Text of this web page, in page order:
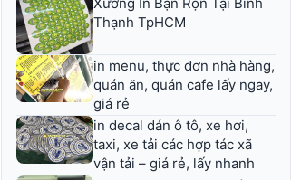
Thạnh TpHCM
in menu, thực đơn nhà hàng,
quán ăn, quán cafe lấy ngay,
giá rẻ
in decal dán ô tô, xe hơi,
taxi, xe tải các hợp tác xã
vận tải – giá rẻ, lấy nhanh